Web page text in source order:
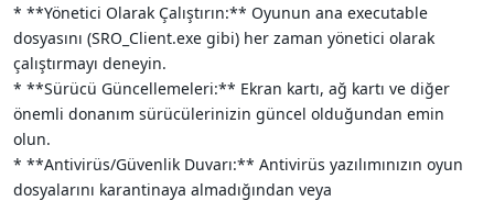
* **Yönetici Olarak Çalıştırın:** Oyunun ana executable
dosyasını (SRO_Client.exe gibi) her zaman yönetici olarak
çalıştırmayı deneyin.
* **Sürücü Güncellemeleri:** Ekran kartı, ağ kartı ve diğer
önemli donanım sürücülerinizin güncel olduğundan emin
olun.
* **Antivirüs/Güvenlik Duvarı:** Antivirüs yazılımınızın oyun
dosyalarını karantinaya almadığından veya